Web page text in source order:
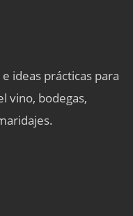
ideas prácticas para
vino, bodegas,